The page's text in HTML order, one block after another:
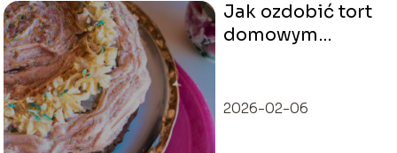
Jak ozdobić tort
domowym
2026-02-06